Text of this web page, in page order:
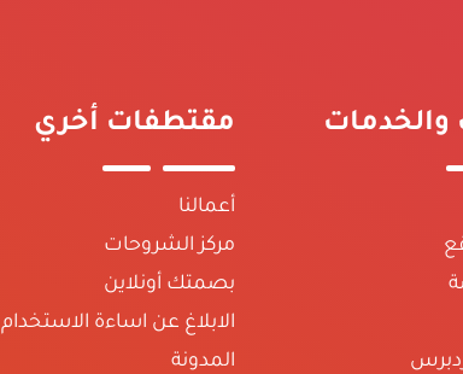
والخدمات مقتطفات أخري
أعمالنا
مركز الشروحات
بصمتك أونلاين
الابلاغ عن اساءة الاستخدام
المدونة